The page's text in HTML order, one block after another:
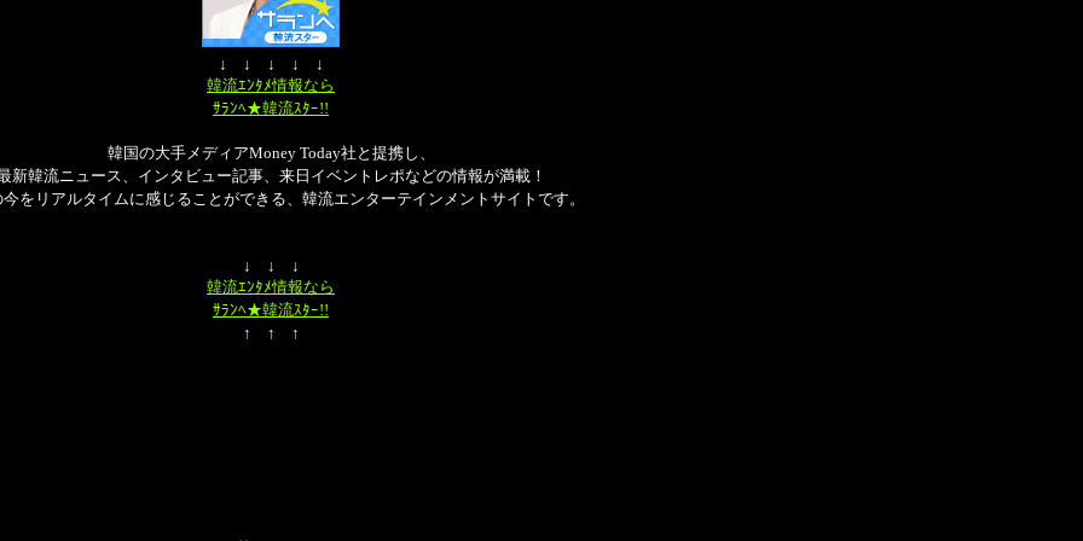
↓ ↓ ↓ ↓ ↓
韓流ｴﾝﾀﾒ情報なら
ｻﾗﾝﾍ★韓流ｽﾀｰ!!
韓国の大手メディアMoney Today社と提携し、
新韓流ニュース、インタビュー記事、来日イベントレポなどの情報が満載！
をリアルタイムに感じることができる、韓流エンターテインメントサイトです。
↓ ↓ ↓
韓流ｴﾝﾀﾒ情報なら
ｻﾗﾝﾍ★韓流ｽﾀｰ!!
↑ ↑ ↑